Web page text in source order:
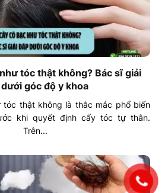
tóc thật không? Bác sĩ giải
góc độ y khoa
thật không là thắc mắc phổ biến
khi quyết định cấy tóc tự thân.
Trên...